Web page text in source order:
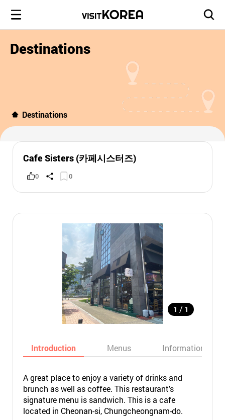
Destinations
Destinations
Cafe Sisters (카페시스터즈)
0 0
1 / 1
Introduction Menus Informations
A great place to enjoy a variety of drinks and
brunch as well as coffee. This restaurant's
signature menu is sandwich. This is a cafe
located in Cheonan-si, Chungcheongnam-do.